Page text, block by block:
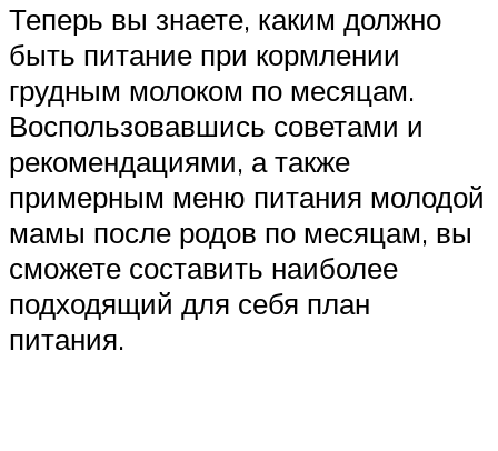
Теперь вы знаете, каким должно
быть питание при кормлении
грудным молоком по месяцам.
Воспользовавшись советами и
рекомендациями, а также
примерным меню питания молодой
мамы после родов по месяцам, вы
сможете составить наиболее
подходящий для себя план
питания.